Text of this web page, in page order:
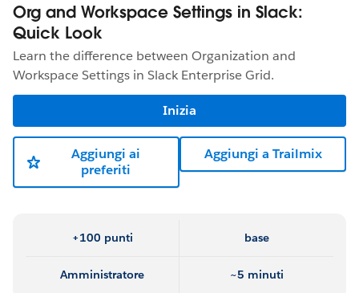
Org and Workspace Settings in Slack:
Quick Look
Learn the difference between Organization and
Workspace Settings in Slack Enterprise Grid.
Inizia
Aggiungi ai
preferiti
Aggiungi a Trailmix
+100 punti base
Amministratore ~5 minuti